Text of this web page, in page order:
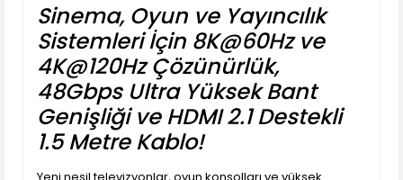
Sinema, Oyun ve Yayıncılık
Sistemleri İçin 8K@60Hz ve
4K@120Hz Çözünürlük,
48Gbps Ultra Yüksek Bant
Genişliği ve HDMI 2.1 Destekli
1.5 Metre Kablo!